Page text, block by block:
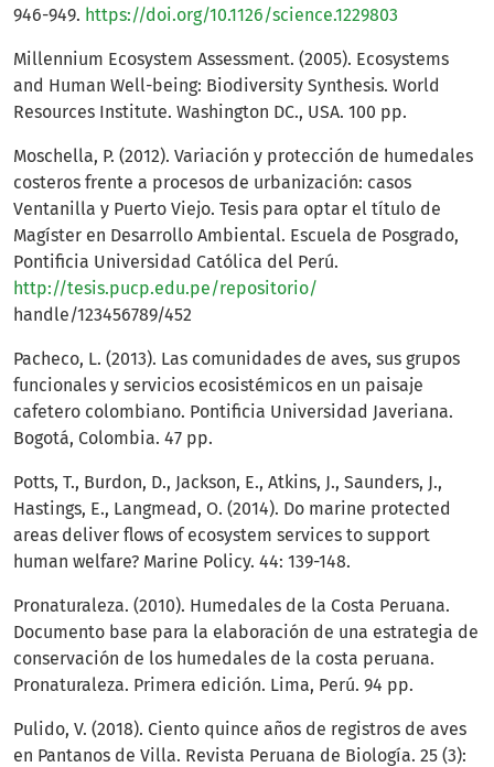
946-949. https://doi.org/10.1126/science.1229803
Millennium Ecosystem Assessment. (2005). Ecosystems
and Human Well-being: Biodiversity Synthesis. World
Resources Institute. Washington DC., USA. 100 pp.
Moschella, P. (2012). Variación y protección de humedales
costeros frente a procesos de urbanización: casos
Ventanilla y Puerto Viejo. Tesis para optar el título de
Magíster en Desarrollo Ambiental. Escuela de Posgrado,
Pontificia Universidad Católica del Perú.
http://tesis.pucp.edu.pe/repositorio/
handle/123456789/452
Pacheco, L. (2013). Las comunidades de aves, sus grupos
funcionales y servicios ecosistémicos en un paisaje
cafetero colombiano. Pontificia Universidad Javeriana.
Bogotá, Colombia. 47 pp.
Potts, T., Burdon, D., Jackson, E., Atkins, J., Saunders, J.,
Hastings, E., Langmead, O. (2014). Do marine protected
areas deliver flows of ecosystem services to support
human welfare? Marine Policy. 44: 139-148.
Pronaturaleza. (2010). Humedales de la Costa Peruana.
Documento base para la elaboración de una estrategia de
conservación de los humedales de la costa peruana.
Pronaturaleza. Primera edición. Lima, Perú. 94 pp.
Pulido, V. (2018). Ciento quince años de registros de aves
en Pantanos de Villa. Revista Peruana de Biología. 25 (3):